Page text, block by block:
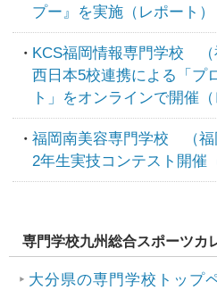
プー』を実施（レポート）
KCS福岡情報専門学校 （
西日本5校連携による「プ
ト」をオンラインで開催（
福岡南美容専門学校 （福
2年生実技コンテスト開催
専門学校九州総合スポーツカ
大分県の専門学校トップ